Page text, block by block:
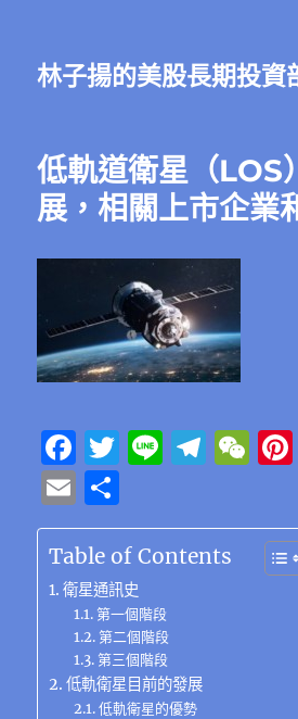
林子揚的美股長期投資
低軌道衛星（LOS
展，相關上市企業
F
a
c
e
b
o
o
k
T
it
te
r
Li
e
T
e
g
W
C
h
at
E
m
ai
l
享
Table of Contents
衛星通訊史
第一個階段
第二個階段
第三個階段
低軌衛星目前的發展
低軌衛星的優勢